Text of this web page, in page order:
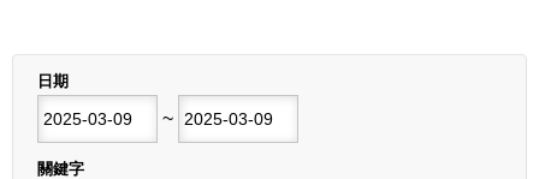
日期
~
結束日期
關鍵字